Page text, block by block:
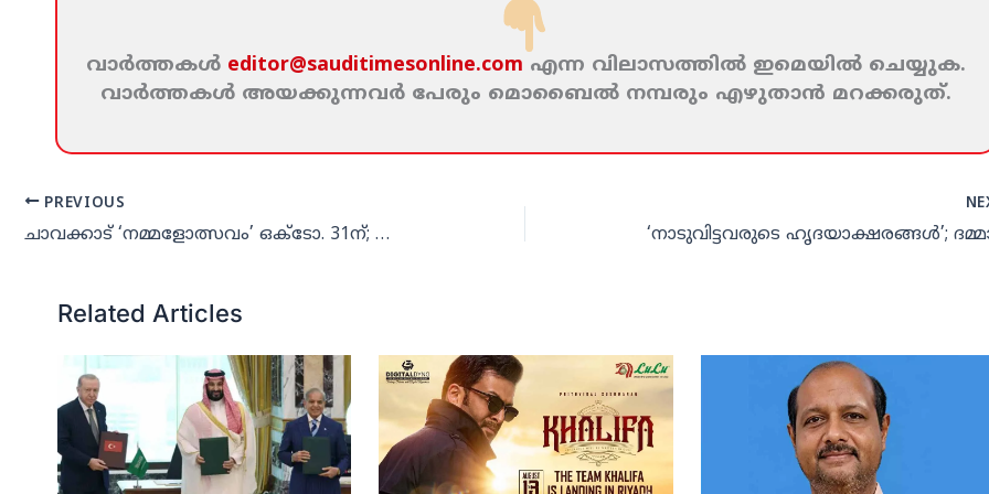
വാര്‍ത്തകള്‍ editor@sauditimesonline.com എന്ന വിലാസത്തില്‍ ഇമെയില്‍ ചെയ്യുക.
വാര്‍ത്തകള്‍ അയക്കുന്നവര്‍ പേരും മൊബൈല്‍ നമ്പരും എഴുതാന്‍ മറക്കരുത്‌.
PREVIOUS
ചാവക്കാട് ‘നമ്മളോത്സവം’ ഒക്‌ടോ. 31ന്; സംഘാടകര്‍ സമിതി രൂപീകരിച്ചു
Related Articles